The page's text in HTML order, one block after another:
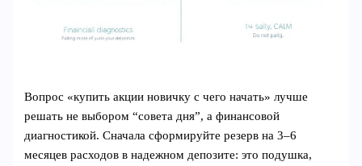
Вопрос «купить акции новичку с чего начать» лучше
решать не выбором “совета дня”, а финансовой
диагностикой. Сначала сформируйте резерв на 3–6
месяцев расходов в надежном депозите: это подушка,